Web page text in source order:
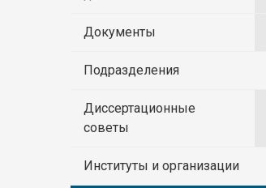
Документы
Подразделения
Диссертационные
советы
Институты и организации